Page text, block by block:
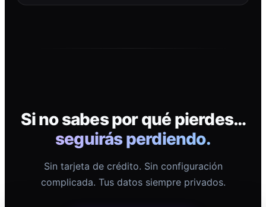
Si no sabes por qué pierdes…
seguirás perdiendo.
Sin tarjeta de crédito. Sin configuración
complicada. Tus datos siempre privados.